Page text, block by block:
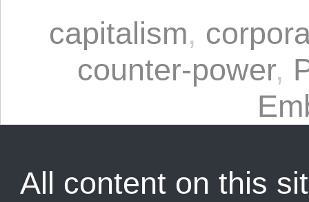
capitalism,
counter-power,
All content on this